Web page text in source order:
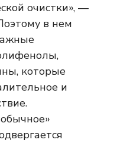
очистки», —
в нем
которые
и